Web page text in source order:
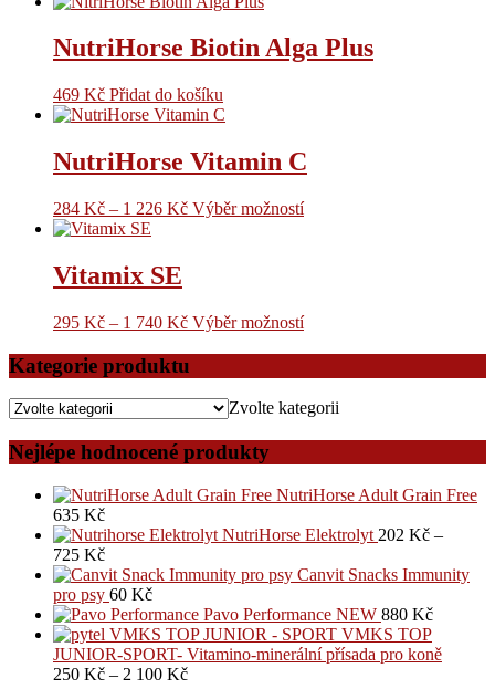
NutriHorse Biotin Alga Plus
469 Kč Přidat do košíku
NutriHorse Vitamin C
284 Kč – 1 226 Kč Výběr možností
Vitamix SE
295 Kč – 1 740 Kč Výběr možností
Kategorie produktu
Zvolte kategorii
Nejlépe hodnocené produkty
NutriHorse Adult Grain Free
635 Kč
NutriHorse Elektrolyt 202 Kč –
725 Kč
Canvit Snacks Immunity
pro psy 60 Kč
Pavo Performance NEW 880 Kč
VMKS TOP
JUNIOR-SPORT- Vitamino-minerální přísada pro koně
250 Kč – 2 100 Kč